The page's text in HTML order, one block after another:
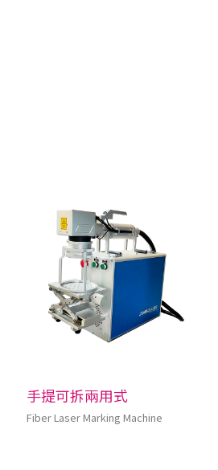
手提可拆兩用式
Fiber Laser Marking Machine